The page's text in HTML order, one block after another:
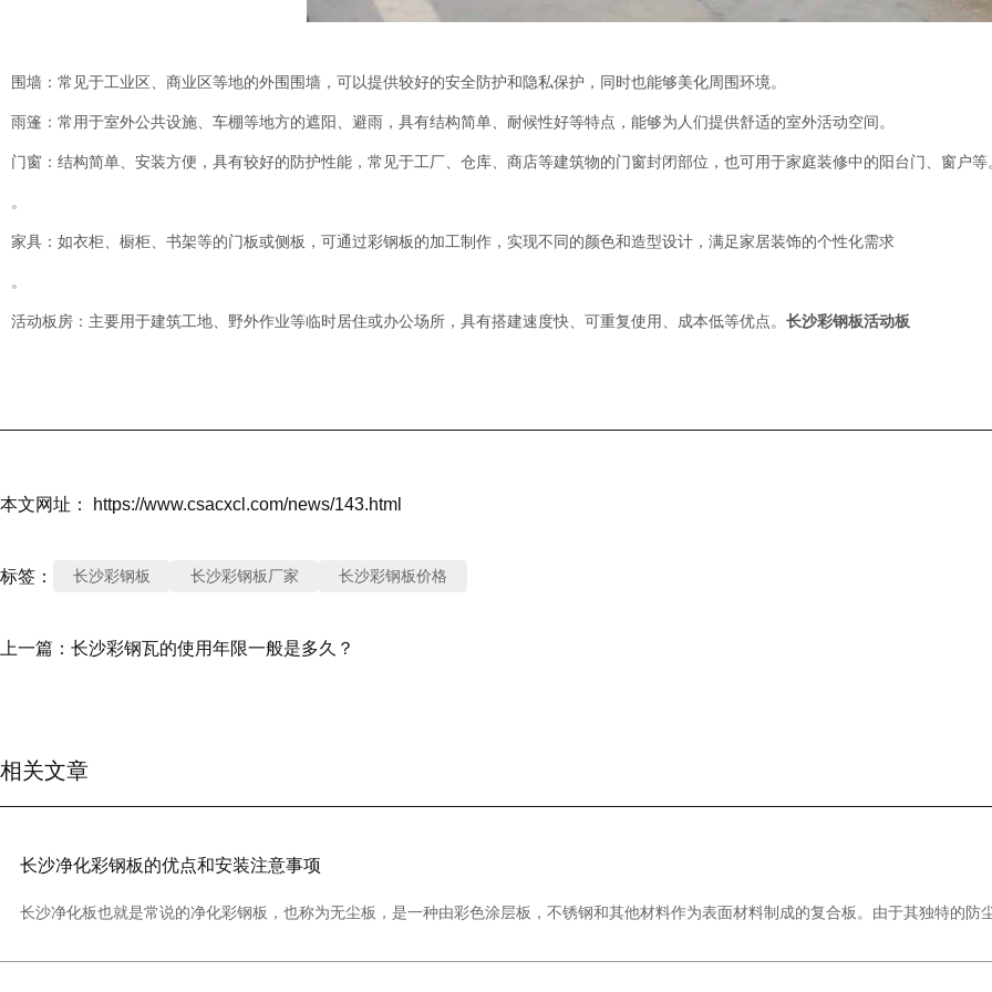
围墙：常见于工业区、商业区等地的外围围墙，可以提供较好的安全防护和隐私保护，同时也能够美化周围环境。
雨篷：常用于室外公共设施、车棚等地方的遮阳、避雨，具有结构简单、耐候性好等特点，能够为人们提供舒适的室外活动空间。
门窗：结构简单、安装方便，具有较好的防护性能，常见于工厂、仓库、商店等建筑物的门窗封闭部位，也可用于家庭装修中的阳台门、窗户等
。
家具：如衣柜、橱柜、书架等的门板或侧板，可通过彩钢板的加工制作，实现不同的颜色和造型设计，满足家居装饰的个性化需求
。
活动板房：主要用于建筑工地、野外作业等临时居住或办公场所，具有搭建速度快、可重复使用、成本低等优点。 长沙彩钢板活动板
本文网址： https://www.csacxcl.com/news/143.html
标签： 长沙彩钢板 长沙彩钢板厂家 长沙彩钢板价格
上一篇： 长沙彩钢瓦的使用年限一般是多久？
相关文章
长沙净化彩钢板的优点和安装注意事项
长沙净化板也就是常说的净化彩钢板，也称为无尘板，是一种由彩色涂层板，不锈钢和其他材料作为表面材料制成的复合板。由于其独特的